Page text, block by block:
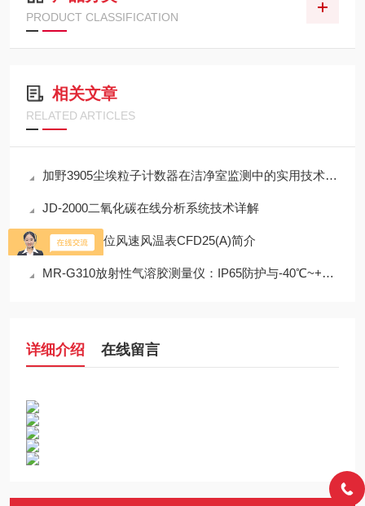
PRODUCT CLASSIFICATION
相关文章
RELATED ARTICLES
加野3905尘埃粒子计数器在洁净室监测中的实用技术解析
JD-2000二氧化碳在线分析系统技术详解
本安型多单位风速风温表CFD25(A)简介
MR-G310放射性气溶胶测量仪：IP65防护与-40℃~+50℃宽温工作能力
详细介绍 在线留言